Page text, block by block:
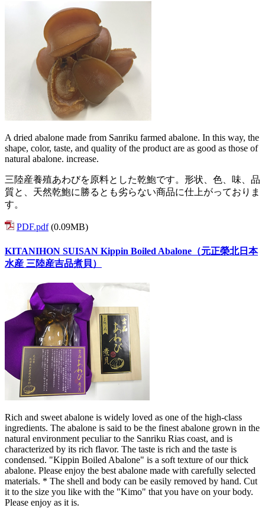
A dried abalone made from Sanriku farmed abalone. In this way, the
shape, color, taste, and quality of the product are as good as those of
natural abalone. increase.
三陸産養殖あわびを原料とした乾鮑です。形状、色、味、品
質と、天然乾鮑に勝るとも劣らない商品に仕上がっておりま
す。
PDF.pdf (0.09MB)
KITANIHON SUISAN Kippin Boiled Abalone（元正榮北日本
水産 三陸産吉品煮貝）
Rich and sweet abalone is widely loved as one of the high-class
ingredients. The abalone is said to be the finest abalone grown in the
natural environment peculiar to the Sanriku Rias coast, and is
characterized by its rich flavor. The taste is rich and the taste is
condensed. "Kippin Boiled Abalone" is a soft texture of our thick
abalone. Please enjoy the best abalone made with carefully selected
materials. * The shell and body can be easily removed by hand. Cut
it to the size you like with the "Kimo" that you have on your body.
Please enjoy as it is.